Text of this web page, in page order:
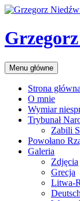
Przejdź
treści
Szukaj
Menu główne
Strona główna
O mnie
Wymiar
Trybunał
Zabili
Powołano
Galeria
Zdjęcia
Grecja
Litwa-